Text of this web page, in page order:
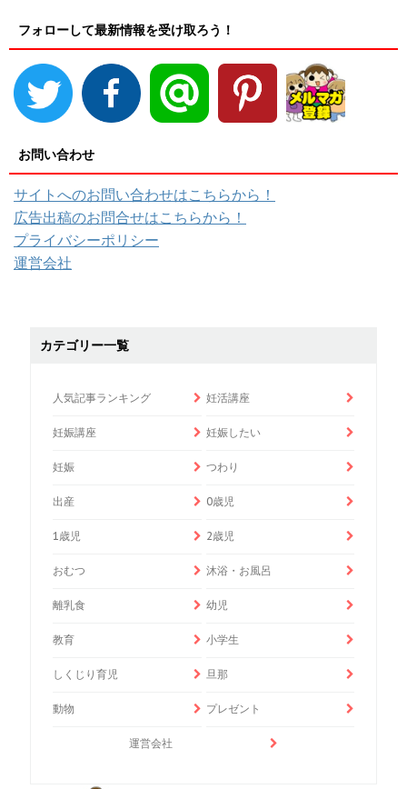
フォローして最新情報を受け取ろう！
お問い合わせ
サイトへのお問い合わせはこちらから！
広告出稿のお問合せはこちらから！
プライバシーポリシー
運営会社
カテゴリー一覧
人気記事ランキング 妊活講座
妊娠講座 妊娠したい
妊娠 つわり
出産 0歳児
1歳児 2歳児
おむつ 沐浴・お風呂
離乳食 幼児
教育 小学生
しくじり育児 旦那
動物 プレゼント
運営会社